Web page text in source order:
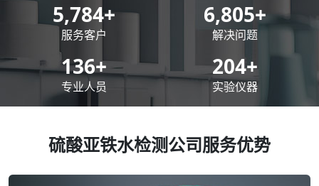
8,500+
服务客户
10,000+
解决问题
200+
专业人员
300+
实验仪器
硫酸亚铁水检测公司服务优势